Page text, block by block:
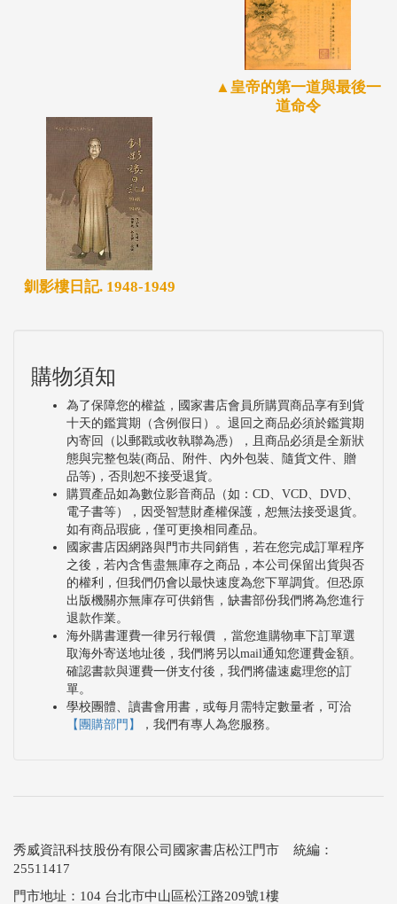
▲皇帝的第一道與最後一
道命令
釧影樓日記. 1948-1949
購物須知
為了保障您的權益，國家書店會員所購買商品享有到貨
十天的鑑賞期（含例假日）。退回之商品必須於鑑賞期
內寄回（以郵戳或收執聯為憑），且商品必須是全新狀
態與完整包裝(商品、附件、內外包裝、隨貨文件、贈
品等)，否則恕不接受退貨。
購買產品如為數位影音商品（如：CD、VCD、DVD、
電子書等），因受智慧財產權保護，恕無法接受退貨。
如有商品瑕疵，僅可更換相同產品。
國家書店因網路與門市共同銷售，若在您完成訂單程序
之後，若內含售盡無庫存之商品，本公司保留出貨與否
的權利，但我們仍會以最快速度為您下單調貨。但恐原
出版機關亦無庫存可供銷售，缺書部份我們將為您進行
退款作業。
海外購書運費一律另行報價 ，當您進購物車下訂單選
取海外寄送地址後，我們將另以mail通知您運費金額。
確認書款與運費一併支付後，我們將儘速處理您的訂
單。
學校團體、讀書會用書，或每月需特定數量者，可洽
【團購部門】
，我們有專人為您服務。
秀威資訊科技股份有限公司國家書店松江門市 統編：
25511417
門市地址：104 台北市中山區松江路209號1樓